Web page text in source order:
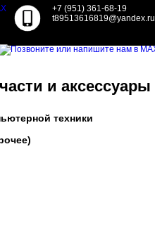
+7 (951) 361-68-19
t89513616819@yandex.ru
и аксессуары
техники